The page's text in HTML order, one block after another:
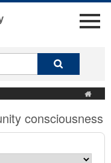
consciousness